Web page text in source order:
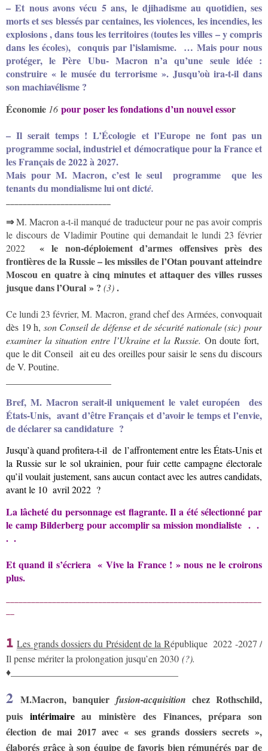
– Et nous avons vécu 5 ans, le djihadisme au quotidien, ses
morts et ses blessés par centaines, les violences, les incendies, les
explosions , dans tous les territoires (toutes les villes – y compris
dans les écoles), conquis par l’islamisme. … Mais pour nous
protéger, le Père Ubu- Macron n’a qu’une seule idée :
construire « le musée du terrorisme ». Jusqu’où ira-t-il dans
son machiavélisme ?
Économie 16 pour poser les fondations d’un nouvel essor
– Il serait temps !L’Écologie et l’Europe ne font pas un
programme social,industriel et démocratique pour la France et
les Français de 2022 à 2027.
Mais pour M. Macron, c’est le seul programme que les
tenants dumondialisme lui ont dicté.
⇒M. Macron a-t-il manqué de traducteur pour ne pas avoir compris
le discours de Vladimir Poutine qui demandait le lundi 23 février
2022« le non-déploiement d’armes offensives près des
frontières de la Russie – les missiles de l’Otan pouvantatteindre
Moscou en quatre à cinq minutes ​et attaquer des villes russes
jusque dans l’Oural » ? (3).
Ce lundi 23 février, M. Macron, grand chef des Armées, convoquait
dès 19 h, son Conseil de défense et de sécurité nationale (sic) pour
examiner la situation entre l’Ukraine et la Russie. On doute fort,
que le dit Conseil ait eu des oreilles pour saisir le sens du discours
de V. Poutine.
Bref, M. Macron serait-il uniquement le valet européen des
États-Unis, avant d’être Français et d’avoir le temps et l’envie,
de déclarer sa candidature ?
Jusqu’à quand profitera-t-il de l’affrontement entre les États-Unis et
la Russie sur le sol ukrainien, pour fuir cette campagne électorale
qu’il voulait justement, sans aucun contact avec les autres candidats,
avant le 10 avril 2022 ?
La lâcheté du personnage est flagrante. Il a été sélectionné par
le camp Bilderberg pour accomplir sa mission mondialiste . .
. .
Et quand il s’écriera « Vive la France ! » nous ne le croirons
plus.
1Les grands dossiers du Président de la République 2022 -2027 /
Il pense mériter la prolongation jusqu’en 2030 (?).
♦___________________________________
2 M.Macron, banquier fusion-acquisition chez Rothschild,
puis intérimaireau ministère des Finances, prépara son
élection de mai 2017 avec « ses grands dossiers secrets »,
élaborés grâce à son équipe de favoris bien rémunérés par de